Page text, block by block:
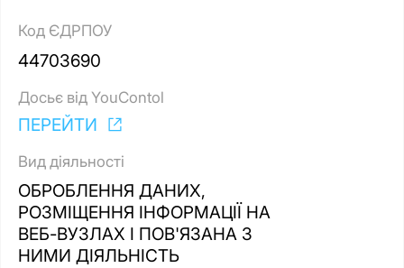
Код ЄДРПОУ
44703690
Досьє від YouContol
ПЕРЕЙТИ
Вид діяльності
ОБРОБЛЕННЯ ДАНИХ,
РОЗМІЩЕННЯ ІНФОРМАЦІЇ НА
ВЕБ-ВУЗЛАХ І ПОВ'ЯЗАНА З
НИМИ ДІЯЛЬНІСТЬ